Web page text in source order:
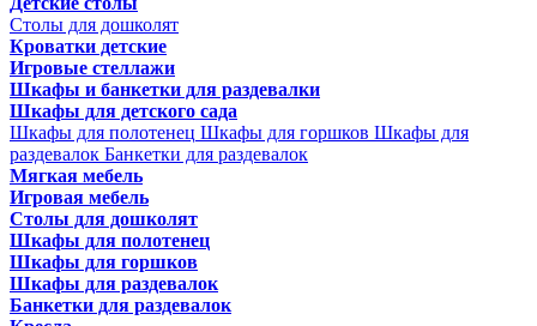
Столы для дошколят
Кроватки детские
Игровые стеллажи
Шкафы и банкетки для раздевалки
Шкафы для детского сада
Шкафы для полотенец Шкафы для горшков Шкафы для
раздевалок Банкетки для раздевалок
Мягкая мебель
Игровая мебель
Столы для дошколят
Шкафы для полотенец
Шкафы для горшков
Шкафы для раздевалок
Банкетки для раздевалок